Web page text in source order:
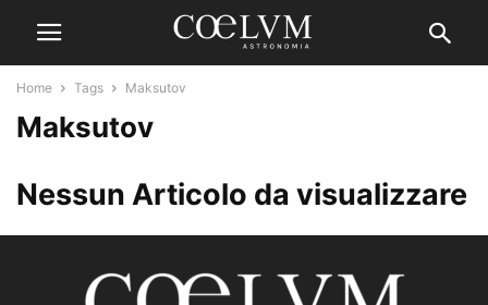
Home Tags Maksutov
Maksutov
Nessun Articolo da visualizzare